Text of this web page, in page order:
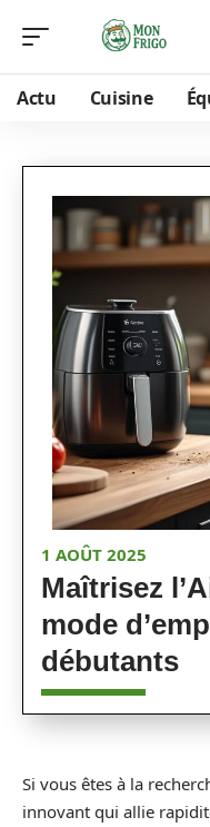
Actu Cuisine
1 AOÛT 2025
Maîtrisez
mode
débutants
Si vous êtes à la
innovant qui allie